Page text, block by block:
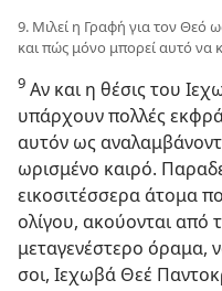
9. Μιλεί η Γραφή για τον Θεό
και πώς μόνο μπορεί αυτό να
9 Αν και η θέσις του
υπάρχουν πολλές
αυτόν ως
ωρισμένο καιρό.
εικοσιτέσσερα άτομα
ολίγου, ακούονται από
μεταγενέστερο όραμα,
σοι, Ιεχωβά Θεέ